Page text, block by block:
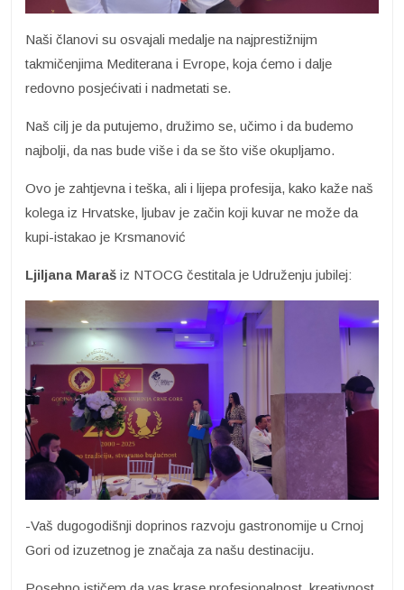
Naši članovi su osvajali medalje na najprestižnijm
takmičenjima Mediterana i Evrope, koja ćemo i dalje
redovno posjećivati i nadmetati se.
Naš cilj je da putujemo, družimo se, učimo i da budemo
najbolji, da nas bude više i da se što više okupljamo.
Ovo je zahtjevna i teška, ali i lijepa profesija, kako kaže naš
kolega iz Hrvatske, ljubav je začin koji kuvar ne može da
kupi-istakao je Krsmanović
Ljiljana Maraš iz NTOCG čestitala je Udruženju jubilej:
-Vaš dugogodišnji doprinos razvoju gastronomije u Crnoj
Gori od izuzetnog je značaja za našu destinaciju.